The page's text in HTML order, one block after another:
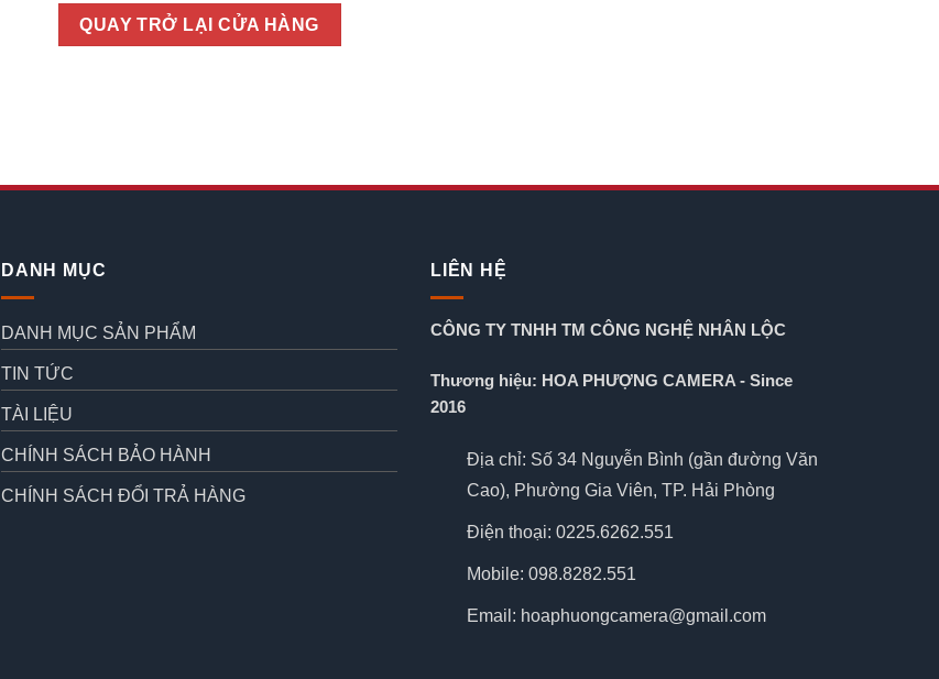
QUAY TRỞ LẠI CỬA HÀNG
DANH MỤC
DANH MỤC SẢN PHẨM
TIN TỨC
TÀI LIỆU
CHÍNH SÁCH BẢO HÀNH
CHÍNH SÁCH ĐỔI TRẢ HÀNG
LIÊN HỆ
CÔNG TY TNHH TM CÔNG NGHỆ NHÂN LỘC
Thương hiệu: HOA PHƯỢNG CAMERA - Since
2016
Địa chỉ: Số 34 Nguyễn Bình (gần đường Văn
Cao), Phường Gia Viên, TP. Hải Phòng
Điện thoại: 0225.6262.551
Mobile: 098.8282.551
Email: hoaphuongcamera@gmail.com